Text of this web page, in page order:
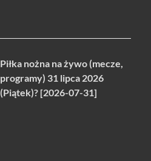
Piłka nożna na żywo (mecze,
programy) 31 lipca 2026
(Piątek)? [2026-07-31]